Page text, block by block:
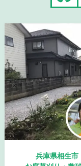
兵庫県相生市